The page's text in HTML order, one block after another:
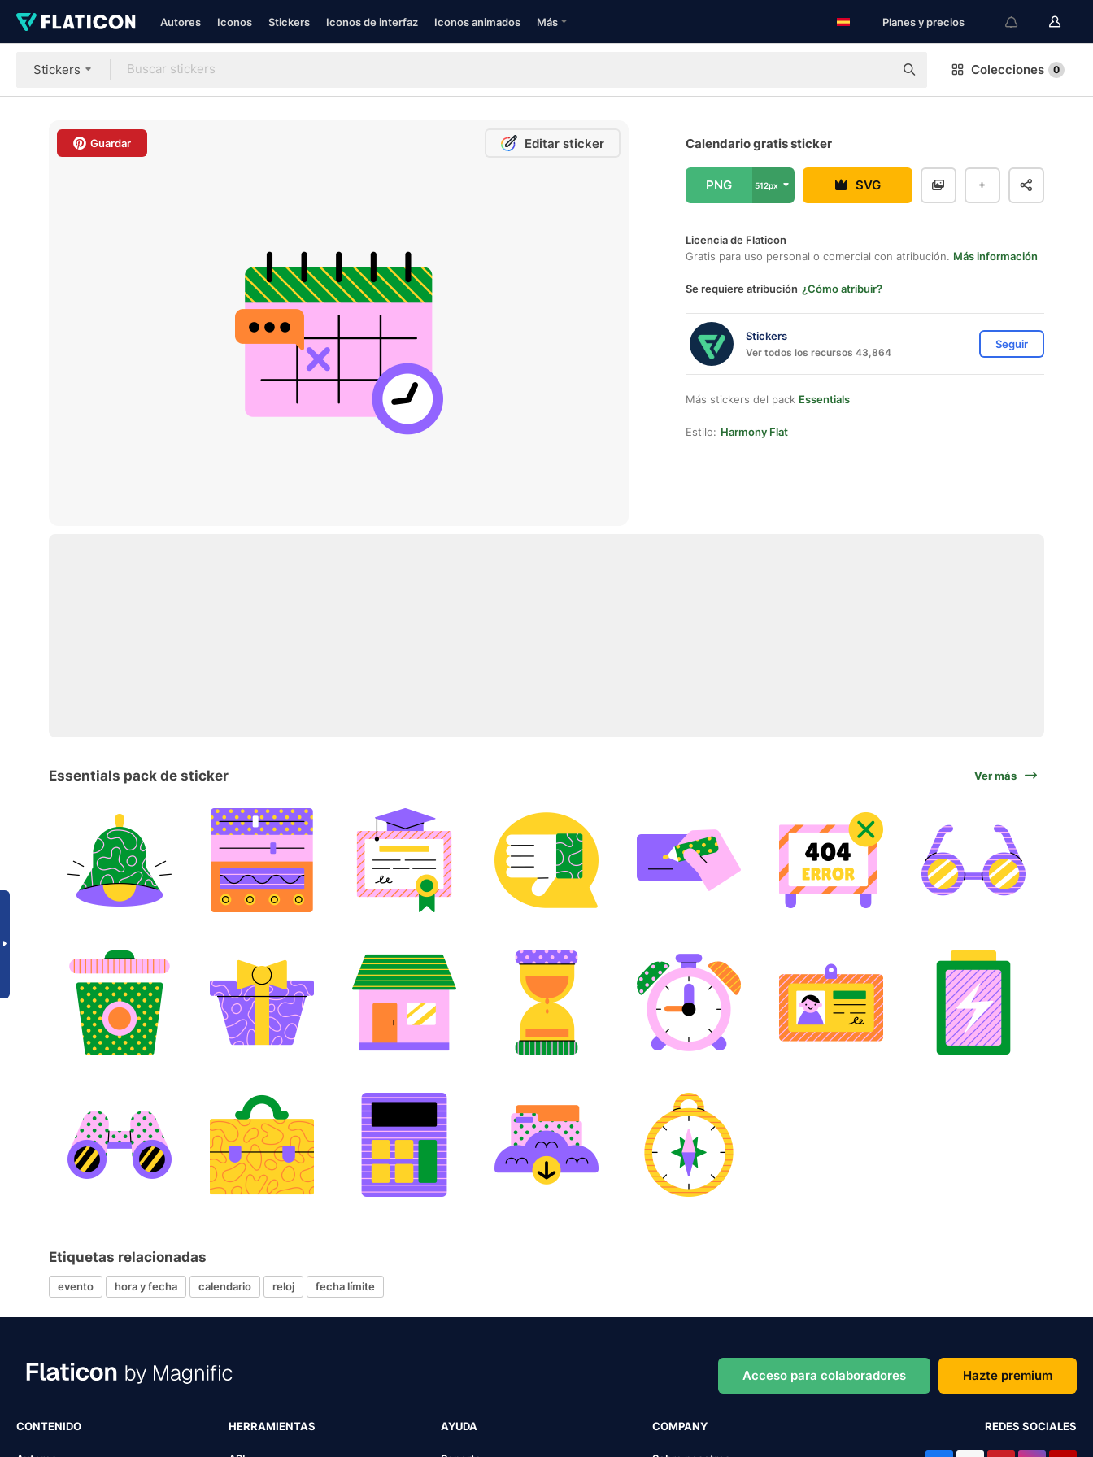
Autores Iconos Stickers Iconos de interfaz Iconos animados Más Planes y precios
Stickers Colecciones 0
Guardar Editar sticker Calendario gratis sticker
PNG 512px SVG
Licencia de Flaticon
Gratis para uso personal o comercial con atribución. Más información
Se requiere atribución ¿Cómo atribuir?
Stickers
Ver todos los recursos 43,864
Seguir
Más stickers del pack Essentials
Estilo: Harmony Flat
Essentials pack de sticker Ver más
Etiquetas relacionadas
evento hora y fecha calendario reloj fecha límite
Acceso para colaboradores Hazte premium
CONTENIDO HERRAMIENTAS AYUDA COMPANY REDES SOCIALES